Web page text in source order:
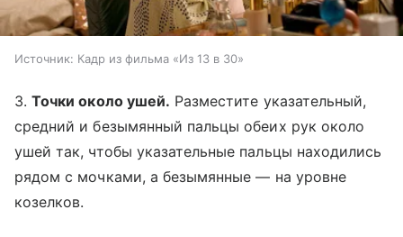
Источник: Кадр из фильма «Из 13 в 30»
3.Точки около ушей. Разместите указательный,
средний и безымянный пальцы обеих рук около
ушей так, чтобы указательные пальцы находились
рядом с мочками, а безымянные — на уровне
козелков.